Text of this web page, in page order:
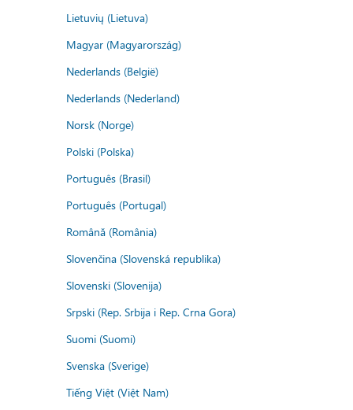
Lietuvių (Lietuva)
Magyar (Magyarország)
Nederlands (België)
Nederlands (Nederland)
Norsk (Norge)
Polski (Polska)
Português (Brasil)
Português (Portugal)
Română (România)
Slovenčina (Slovenská republika)
Slovenski (Slovenija)
Srpski (Rep. Srbija i Rep. Crna Gora)
Suomi (Suomi)
Svenska (Sverige)
Tiếng Việt (Việt Nam)